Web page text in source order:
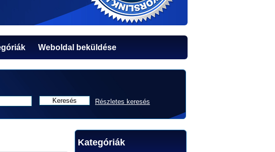
Weboldal beküldése
Részletes keresés
Kategóriák